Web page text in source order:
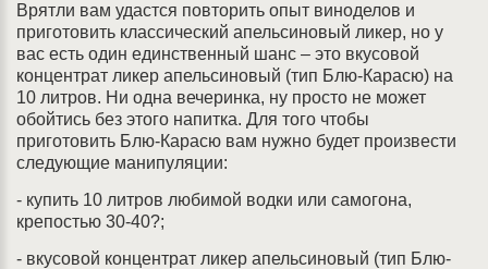
Врятли вам удастся повторить опыт виноделов и
приготовить классический апельсиновый ликер, но у
вас есть один единственный шанс – это вкусовой
концентрат ликер апельсиновый (тип Блю-Карасю) на
10 литров. Ни одна вечеринка, ну просто не может
обойтись без этого напитка. Для того чтобы
приготовить Блю-Карасю вам нужно будет произвести
следующие манипуляции:
- купить 10 литров любимой водки или самогона,
крепостью 30-40?;
- вкусовой концентрат ликер апельсиновый (тип Блю-